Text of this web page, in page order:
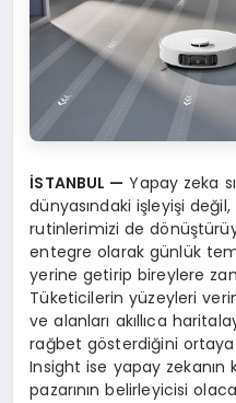
İSTANBUL — Yapay zeka
dünyasındaki işleyişi
rutinlerimizi de
entegre olarak günlük
yerine getirip bireylere
Tüketicilerin yüzeyleri
ve alanları akıllıca
rağbet gösterdiğini
Insight ise yapay zekanın
pazarının belirleyicisi